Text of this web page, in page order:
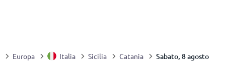
Europa Italia Sicilia Catania Sabato, 8 agosto